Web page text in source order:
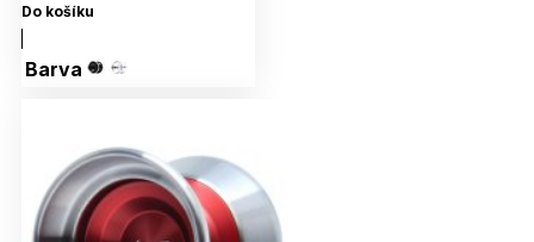
Do košíku
Barva